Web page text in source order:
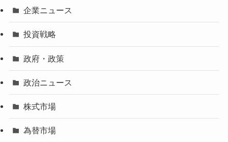
企業ニュース
投資戦略
政府・政策
政治ニュース
株式市場
為替市場